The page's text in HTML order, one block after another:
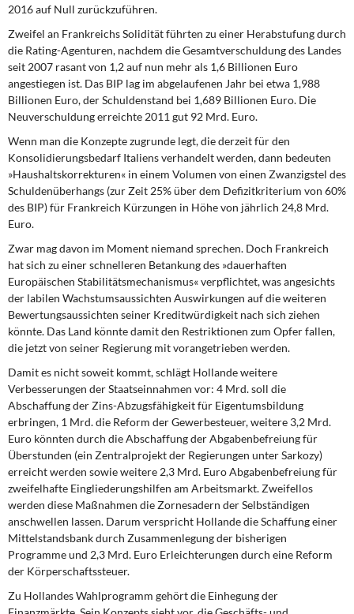
2016 auf Null zurückzuführen.
Zweifel an Frankreichs Soliditätführten zu einer Herabstufung durch
die Rating-Agenturen, nachdem die Gesamtverschuldung des Landes
seit 2007 rasant von 1,2 auf nun mehr als 1,6 Billionen Euro
angestiegen ist. Das BIP lag im abgelaufenen Jahr bei etwa 1,988
Billionen Euro, der Schuldenstand bei 1,689 Billionen Euro. Die
Neuverschuldung erreichte 2011 gut 92 Mrd. Euro.
Wenn man die Konzepte zugrunde legt,die derzeit für den
Konsolidierungsbedarf Italiens verhandelt werden, dann bedeuten
»Haushaltskorrekturen« in einem Volumen von einen Zwanzigstel des
Schuldenüberhangs (zur Zeit 25% über dem Defizitkriterium von 60%
des BIP) für Frankreich Kürzungen in Höhe von jährlich 24,8 Mrd.
Euro.
Zwar mag davon im Moment niemand sprechen. Doch Frankreich
hat sich zu einer schnelleren Betankung des »dauerhaften
Europäischen Stabilitätsmechanismus« verpflichtet, was angesichts
der labilen Wachstumsaussichten Auswirkungen auf die weiteren
Bewertungsaussichten seiner Kreditwürdigkeit nach sich ziehen
könnte. Das Land könnte damit den Restriktionen zum Opfer fallen,
die jetzt von seiner Regierung mit vorangetrieben werden.
Damit es nicht soweit kommt,schlägt Hollande weitere
Verbesserungen der Staatseinnahmen vor: 4 Mrd. soll die
Abschaffung der Zins-Abzugsfähigkeit für Eigentumsbildung
erbringen, 1 Mrd. die Reform der Gewerbesteuer, weitere 3,2 Mrd.
Euro könnten durch die Abschaffung der Abgabenbefreiung für
Überstunden (ein Zentralprojekt der Regierungen unter Sarkozy)
erreicht werden sowie weitere 2,3 Mrd. Euro Abgabenbefreiung für
zweifelhafte Eingliederungshilfen am Arbeitsmarkt. Zweifellos
werden diese Maßnahmen die Zornesadern der Selbständigen
anschwellen lassen. Darum verspricht Hollande die Schaffung einer
Mittelstandsbank durch Zusammenlegung der bisherigen
Programme und 2,3 Mrd. Euro Erleichterungen durch eine Reform
der Körperschaftssteuer.
Zu Hollandes Wahlprogramm gehörtdie Einhegung der